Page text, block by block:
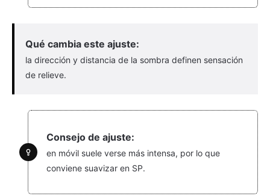
Qué cambia este ajuste:
la dirección y distancia de la sombra definen sensación
de relieve.
Consejo de ajuste:
en móvil suele verse más intensa, por lo que
conviene suavizar en SP.